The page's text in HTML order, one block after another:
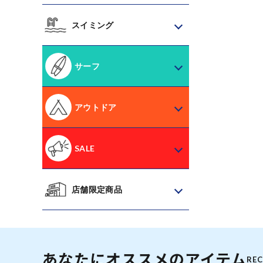
スイミング
サーフ
アウトドア
SALE
店舗限定商品